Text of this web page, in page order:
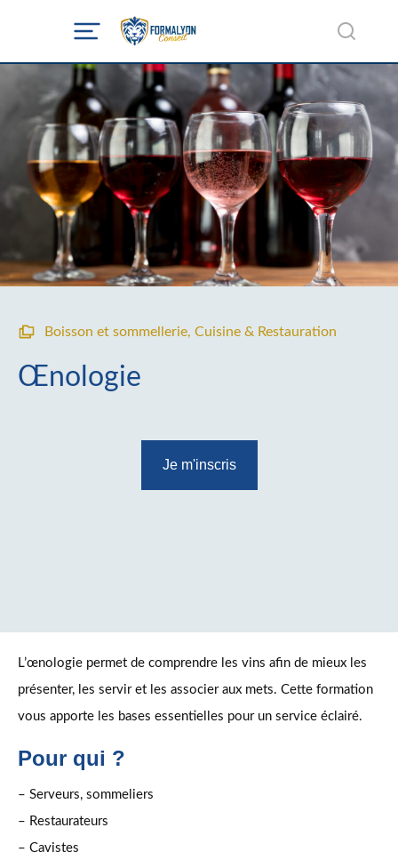
Boisson et sommellerie, Cuisine & Restauration
Œnologie
Je m'inscris
L’œnologie permet de comprendre les vins afin de mieux les
présenter, les servir et les associer aux mets. Cette formation
vous apporte les bases essentielles pour un service éclairé.
Pour qui ?
– Serveurs, sommeliers
– Restaurateurs
– Cavistes